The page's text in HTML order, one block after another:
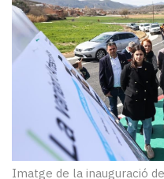
Reportatges
Entrevistes
Enquestes
escena!
teva!
Subscriptors
La
Imatge de la inauguració